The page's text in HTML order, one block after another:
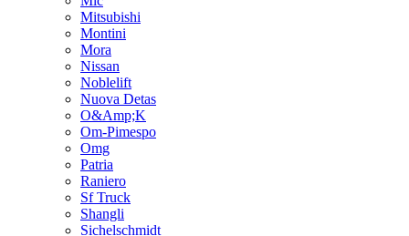
Mitsubishi
Montini
Mora
Nissan
Noblelift
Nuova Detas
O&Amp;K
Om-Pimespo
Omg
Patria
Raniero
Sf Truck
Shangli
Sichelschmidt